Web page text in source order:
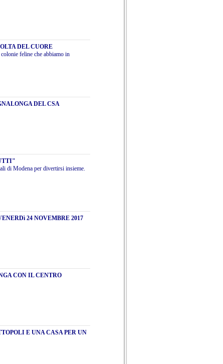
DEL CUORE
feline che abbiamo in
DEL CSA
di Modena per divertirsi insieme.
24 NOVEMBRE 2017
CON IL CENTRO
E UNA CASA PER UN